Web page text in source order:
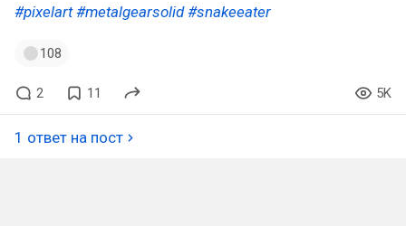
#pixelart #metalgearsolid #snakeeater
108
2 11 5K
1 ответ на пост